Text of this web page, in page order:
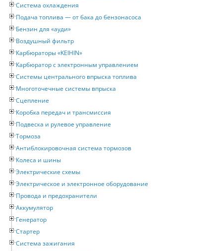
Система охлаждения
Подача топлива — от бака до бензонасоса
Бензин для «ауди»
Воздушный фильтр
Карбюраторы «KEIHIN»
Карбюратор с электронным управлением
Системы центрального впрыска топлива
Многоточечные системы впрыска
Сцепление
Коробка передач и трансмиссия
Подвеска и рулевое управление
Тормоза
Антиблокировочная система тормозов
Колеса и шины
Электрические схемы
Электрическое и электронное оборудование
Провода и предохранители
Аккумулятор
Генератор
Стартер
Система зажигания